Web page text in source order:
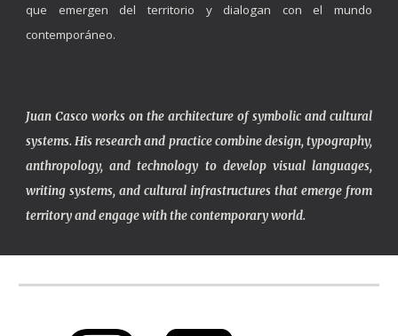
que emergen del territorio y dialogan con el mundo
contemporáneo.
Juan Casco works on the architecture of symbolic and cultural
systems. His research and practice combine design, typography,
anthropology, and technology to develop visual languages,
writing systems, and cultural infrastructures that emerge from
territory and engage with the contemporary world.